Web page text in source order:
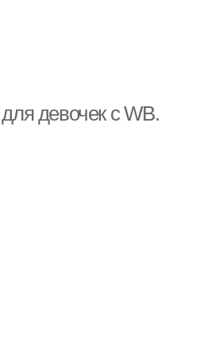
девочек с WB.